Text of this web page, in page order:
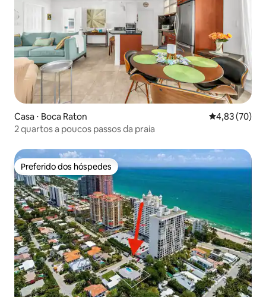
Casa ⋅ Boca Raton 4,83 de uma
4,83 (70)
2 quartos a poucos passos da praia
Preferido dos hóspedes
Preferido dos hóspedes